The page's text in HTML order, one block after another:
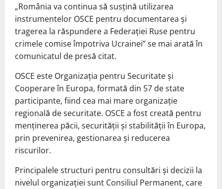
„România va continua să susţină utilizarea
instrumentelor OSCE pentru documentarea şi
tragerea la răspundere a Federaţiei Ruse pentru
crimele comise împotriva Ucrainei” se mai arată în
comunicatul de presă citat.
OSCE este Organizaţia pentru Securitate şi
Cooperare în Europa, formată din 57 de state
participante, fiind cea mai mare organizaţie
regională de securitate. OSCE a fost creată pentru
menţinerea păcii, securităţii şi stabilităţii în Europa,
prin prevenirea, gestionarea şi reducerea
riscurilor.
Principalele structuri pentru consultări şi decizii la
nivelul organizaţiei sunt Consiliul Permanent, care